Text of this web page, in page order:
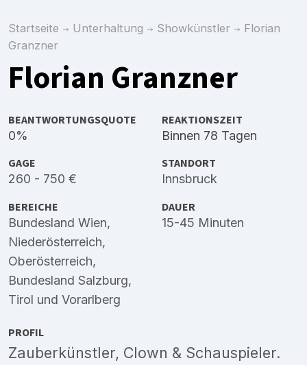
Startseite Unterhaltung Showkünstler
Florian
Granzner
Florian Granzner
BEANTWORTUNGSQUOTE
0%
REAKTIONSZEIT
Binnen 78 Tagen
GAGE
260 - 750 €
STANDORT
Innsbruck
BEREICHE
Bundesland Wien,
Niederösterreich,
Oberösterreich,
Bundesland Salzburg,
Tirol und Vorarlberg
DAUER
15-45 Minuten
PROFIL
Zauberkünstler, Clown & Schauspieler.